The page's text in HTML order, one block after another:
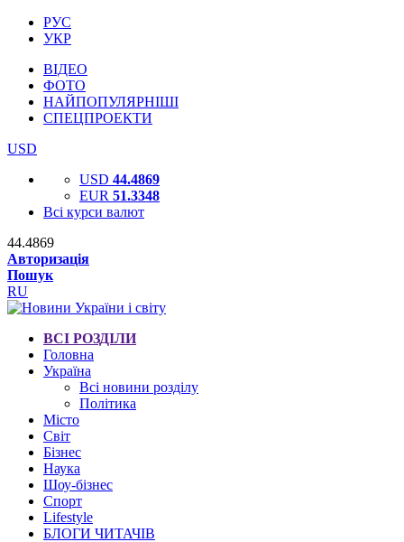
РУС
УКР
ВІДЕО
ФОТО
НАЙПОПУЛЯРНІШІ
СПЕЦПРОЕКТИ
USD
USD 44.4869
EUR 51.3348
Всі курси валют
44.4869
Авторизація
Пошук
RU
ВСІ РОЗДІЛИ
Головна
Україна
Всі новини розділу
Політика
Місто
Світ
Бізнес
Наука
Шоу-бізнес
Спорт
Lifestyle
БЛОГИ ЧИТАЧІВ